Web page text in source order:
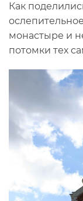
Как
монастыре и
потомки тех